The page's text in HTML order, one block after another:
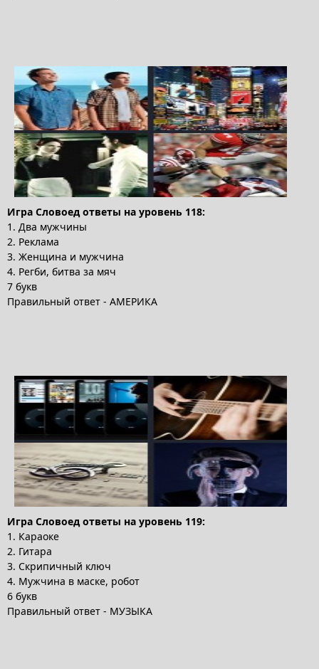
Игра Словоед ответы на уровень 118:
1. Два мужчины
2. Реклама
3. Женщина и мужчина
4. Регби, битва за мяч
7 букв
Правильный ответ - АМЕРИКА
Игра Словоед ответы на уровень 119:
1. Караоке
2. Гитара
3. Скрипичный ключ
4. Мужчина в маске, робот
6 букв
Правильный ответ - МУЗЫКА